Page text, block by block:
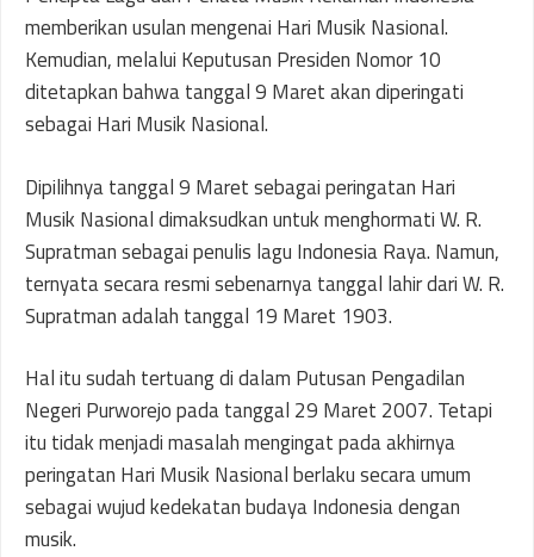
memberikan usulan mengenai Hari Musik Nasional.
Kemudian, melalui Keputusan Presiden Nomor 10
ditetapkan bahwa tanggal 9 Maret akan diperingati
sebagai Hari Musik Nasional.
Dipilihnya tanggal 9 Maret sebagai peringatan Hari
Musik Nasional dimaksudkan untuk menghormati W. R.
Supratman sebagai penulis lagu Indonesia Raya. Namun,
ternyata secara resmi sebenarnya tanggal lahir dari W. R.
Supratman adalah tanggal 19 Maret 1903.
Hal itu sudah tertuang di dalam Putusan Pengadilan
Negeri Purworejo pada tanggal 29 Maret 2007. Tetapi
itu tidak menjadi masalah mengingat pada akhirnya
peringatan Hari Musik Nasional berlaku secara umum
sebagai wujud kedekatan budaya Indonesia dengan
musik.